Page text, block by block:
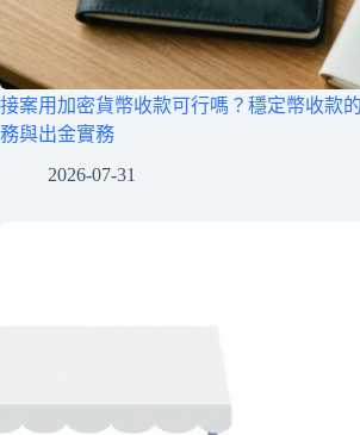
接案用加密貨幣收款可行嗎？穩定幣收款
務與出金實務
2026-07-31